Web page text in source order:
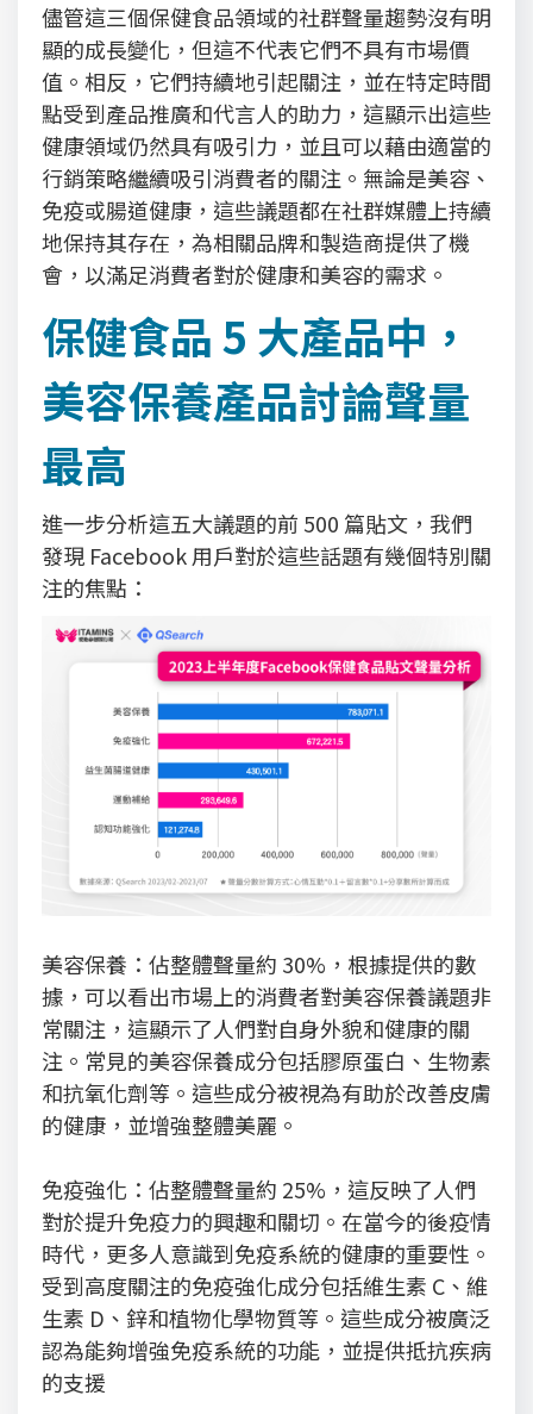
儘管這三個保健食品領域的社群聲量趨勢沒有明
顯的成長變化，但這不代表它們不具有市場價
值。相反，它們持續地引起關注，並在特定時間
點受到產品推廣和代言人的助力，這顯示出這些
健康領域仍然具有吸引力，並且可以藉由適當的
行銷策略繼續吸引消費者的關注。無論是美容、
免疫或腸道健康，這些議題都在社群媒體上持續
地保持其存在，為相關品牌和製造商提供了機
會，以滿足消費者對於健康和美容的需求。
保健食品 5 大產品中，
美容保養產品討論聲量
最高
進一步分析這五大議題的前 500 篇貼文，我們
發現 Facebook 用戶對於這些話題有幾個特別關
注的焦點：
美容保養：佔整體聲量約 30%，根據提供的數
據，可以看出市場上的消費者對美容保養議題非
常關注，這顯示了人們對自身外貌和健康的關
注。常見的美容保養成分包括膠原蛋白、生物素
和抗氧化劑等。這些成分被視為有助於改善皮膚
的健康，並增強整體美麗。
免疫強化：佔整體聲量約 25%，這反映了人們
對於提升免疫力的興趣和關切。在當今的後疫情
時代，更多人意識到免疫系統的健康的重要性。
受到高度關注的免疫強化成分包括維生素 C、維
生素 D、鋅和植物化學物質等。這些成分被廣泛
認為能夠增強免疫系統的功能，並提供抵抗疾病
的支援